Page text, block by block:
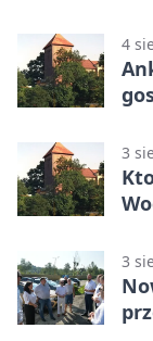
4
3
3